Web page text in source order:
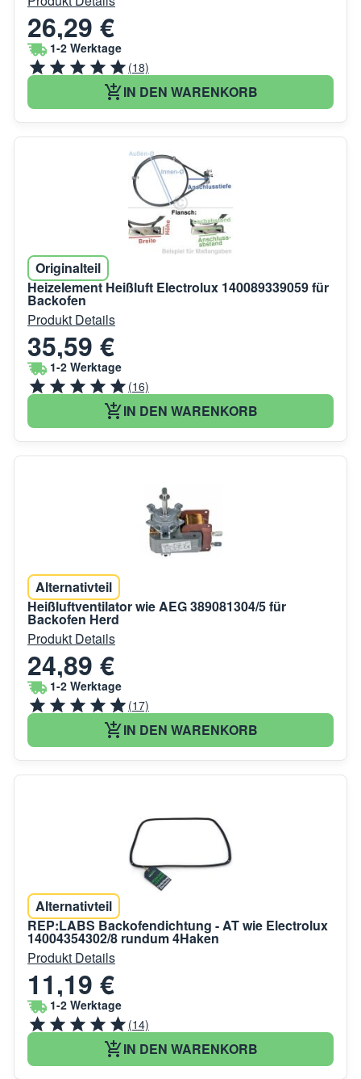
26,29 €
1-2 Werktage
(18)
IN DEN WARENKORB
Originalteil
Heizelement Heißluft Electrolux 140089339059 für
Backofen
Produkt Details
35,59 €
1-2 Werktage
(16)
IN DEN WARENKORB
Alternativteil
Heißluftventilator wie AEG 389081304/5 für
Backofen Herd
Produkt Details
24,89 €
1-2 Werktage
(17)
IN DEN WARENKORB
Alternativteil
REP:LABS Backofendichtung - AT wie Electrolux
14004354302/8 rundum 4Haken
Produkt Details
11,19 €
1-2 Werktage
(14)
IN DEN WARENKORB